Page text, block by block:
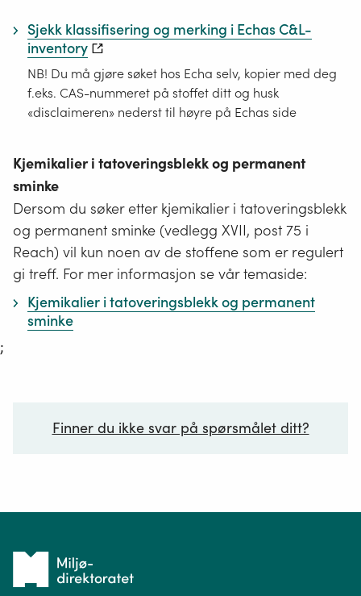
Sjekk klassifisering og merking i Echas C&L-
inventory
NB! Du må gjøre søket hos Echa selv, kopier med deg
f.eks. CAS-nummeret på stoffet ditt og husk
«disclaimeren» nederst til høyre på Echas side
Kjemikalier i tatoveringsblekk og permanent
sminke
Dersom du søker etter kjemikalier i tatoveringsblekk
og permanent sminke (vedlegg XVII, post 75 i
Reach) vil kun noen av de stoffene som er regulert
gi treff. For mer informasjon se vår temaside:
Kjemikalier i tatoveringsblekk og permanent
sminke
;
Finner du ikke svar på spørsmålet ditt?
Tilbake